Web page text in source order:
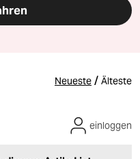
Neueste / Älteste
einloggen